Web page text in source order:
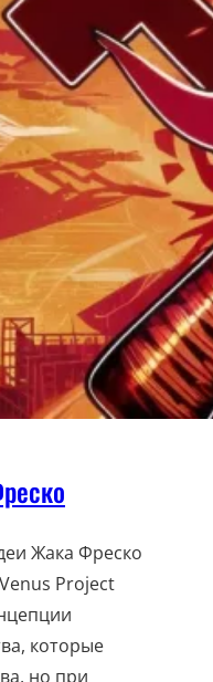
Жака Фреско
Project
которые
но при